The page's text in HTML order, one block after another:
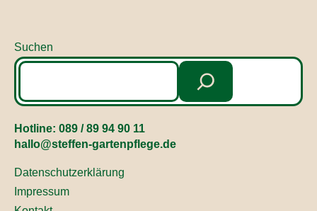
Suchen
Hotline: 089 / 89 94 90 11
hallo@steffen-gartenpflege.de
Datenschutzerklärung
Impressum